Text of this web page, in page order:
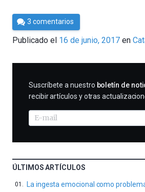
Por
Cultura
Cientifica
3 comentarios
Publicado el 16 de junio, 2017 en
SUSCRIBIRME
Suscríbete a nuestro boletín de
recibir artículos y otras
ÚLTIMOS ARTÍCULOS
La ingesta emocional como